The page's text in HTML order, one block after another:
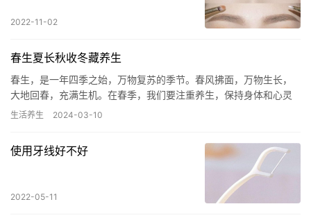
2022-11-02
春生夏长秋收冬藏养生
春生，是一年四季之始，万物复苏的季节。春风拂面，万物生长，
大地回春，充满生机。在春季，我们要注重养生，保持身体和心灵
的平衡，为全年的健康打下基础。 春季养生要点： 保持情绪平和，
生活养生 2024-03-10
使用牙线好不好
2022-05-11